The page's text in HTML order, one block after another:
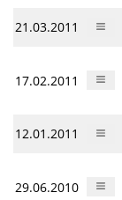
21.03.2011
17.02.2011
12.01.2011
29.06.2010